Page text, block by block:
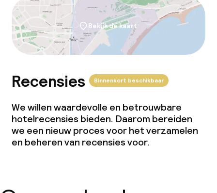
Zakelijke faciliteiten
Conferentieruimte
Vergaderruimte
Bekijk de kaart
Recensies Binnenkort beschikbaar
We willen waardevolle en betrouwbare
hotelrecensies bieden. Daarom bereiden
we een nieuw proces voor het verzamelen
en beheren van recensies voor.